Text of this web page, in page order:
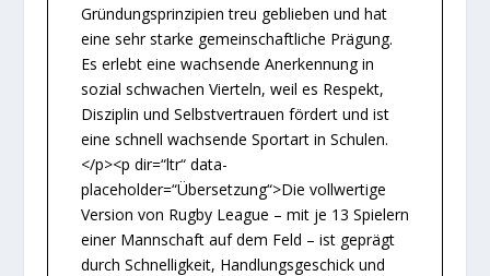
Gründungsprinzipien treu geblieben und hat
eine sehr starke gemeinschaftliche Prägung.
Es erlebt eine wachsende Anerkennung in
sozial schwachen Vierteln, weil es Respekt,
Disziplin und Selbstvertrauen fördert und ist
eine schnell wachsende Sportart in Schulen.
</p><p dir=“ltr“ data-
placeholder=“Übersetzung“>Die vollwertige
Version von Rugby League – mit je 13 Spielern
einer Mannschaft auf dem Feld – ist geprägt
durch Schnelligkeit, Handlungsgeschick und